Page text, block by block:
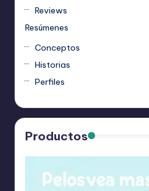
Reviews
Resúmenes
Conceptos
Historias
Perfiles
Productos